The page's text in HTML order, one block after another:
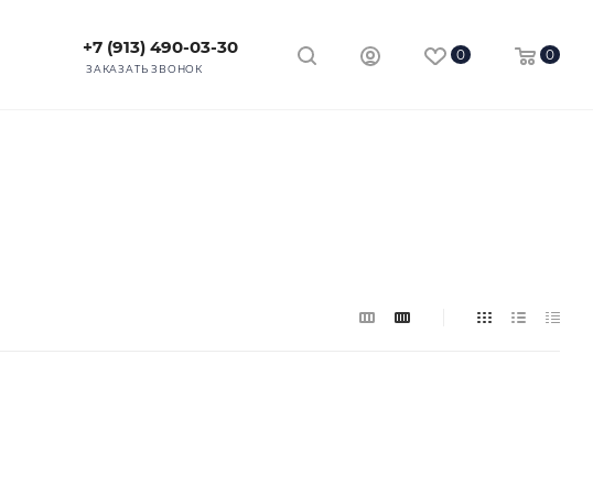
+7 (913) 490-03-30
ЗАКАЗАТЬ ЗВОНОК
0 0